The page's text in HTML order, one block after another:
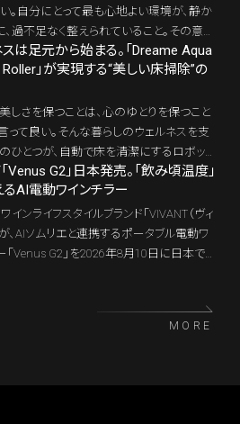
シングテクノロジーと連動し、自律して動
知性を宿した住まい」。日本ローカルのプロ
Liteや、ラグジュアリー邸宅で採用さ
/ Modbusにも対応を見据えている。建
とテクノロジーの統合の完成形である。 本
義する「Home OS」の理想形が、いま確か
ている。
。自分にとって最も心地よい環境が、静か
、過不足なく整えられていること。その意味
ネスはラグジュアリーの内部にある。Home
明、電動ウィンドウトリートメント、空調を
と温熱環境をひとつの時間軸で扱うこと
を「Smart Wellness Home」へと導くHome
よく眠れること、自然に目覚められること、
が保たれること、食卓が美しく見えるこ
た日々の身体感覚の質こそが、これからの
リー住宅の核心になる。
スは足元から始まる。「Dreame Aqua
」が実現する“美しい床掃除”の
しさを保つことは、心のゆとりを保つこと
って良い。そんな暮らしのウェルネスを支
ひとつが、自動で床を清潔にするロボット
革新的なテクノロジーで業界をリードする
リーミー）ブランドから、ハイエンドモデル
Ultra Roller」の正式販売が開始された。
Venus G2」日本発売。「飲み頃温度」
るAI電動ワインチラー
インライフスタイルブランド「VIVANT（ヴィ
が、AIソムリエと連携するポータブル電動ワ
「Venus G2」を2026年8月10日に日本で発
。VIVANTが「Smart Wine Ecosystem」と
いワイン体験から、AI家電の未来を読み解
MORE